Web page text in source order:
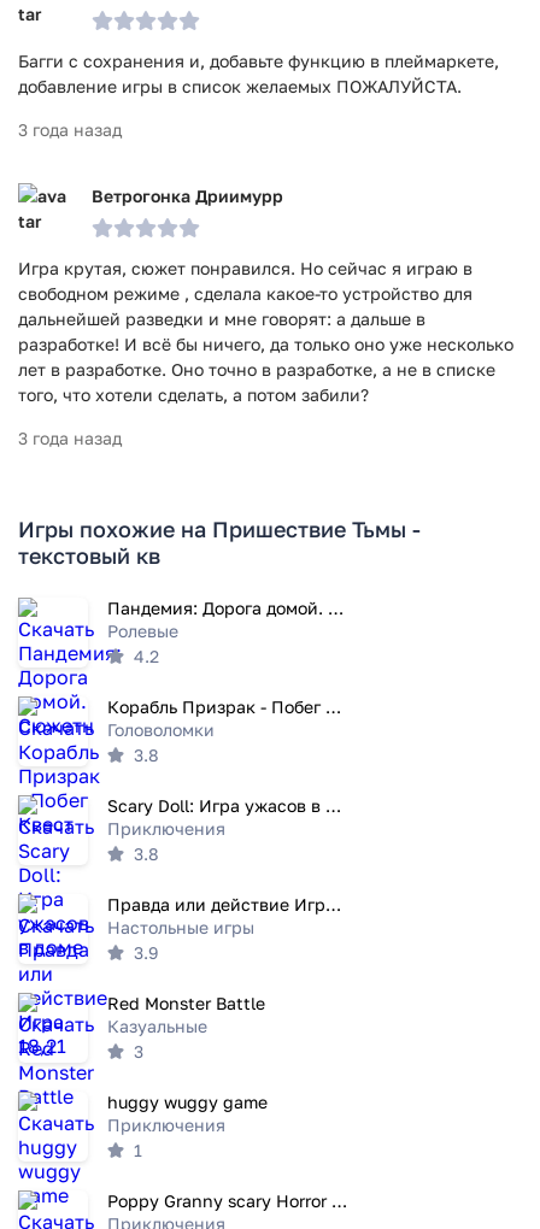
Багги с сохранения и, добавьте функцию в плеймаркете,
добавление игры в список желаемых ПОЖАЛУЙСТА.
3 года назад
Ветрогонка Дриимурр
Игра крутая, сюжет понравился. Но сейчас я играю в
свободном режиме , сделала какое-то устройство для
дальнейшей разведки и мне говорят: а дальше в
разработке! И всё бы ничего, да только оно уже несколько
лет в разработке. Оно точно в разработке, а не в списке
того, что хотели сделать, а потом забили?
3 года назад
Игры похожие на Пришествие Тьмы -
текстовый кв
Пандемия: Дорога домой. Сюжетн
Ролевые
4.2
Корабль Призрак - Побег Квест
Головоломки
3.8
Scary Doll: Игра ужасов в доме
Приключения
3.8
Правда или действие Игра 18,21
Настольные игры
3.9
Red Monster Battle
Казуальные
3
huggy wuggy game
Приключения
1
Poppy Granny scary Horror Game
Приключения